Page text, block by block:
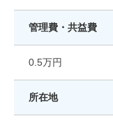
管理費・共益費
0.5万円
所在地